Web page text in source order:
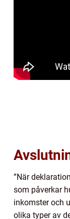
”När
som påverkar
inkomster och
olika typer av